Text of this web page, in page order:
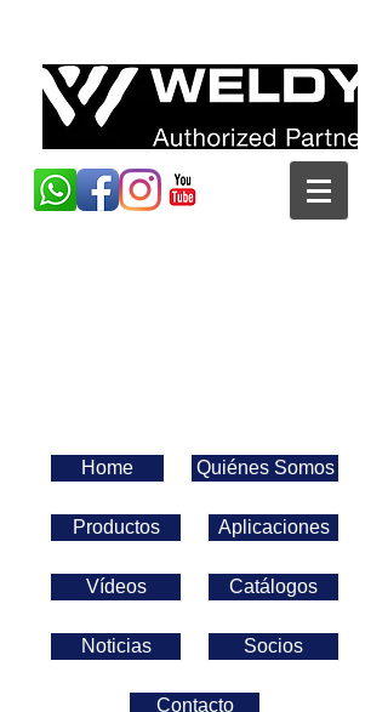
Home
Productos
Vídeos
Noticias
Quiénes Somos
Aplicaciones
Catálogos
Socios
Contacto